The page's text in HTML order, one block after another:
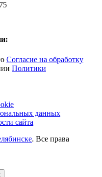
Согласие на обработку
Политики
данных
сайта
. Все права